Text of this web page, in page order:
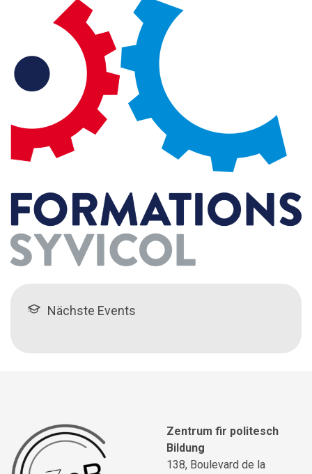
Nächste Events
Zentrum fir politesch
Bildung
138, Boulevard de la